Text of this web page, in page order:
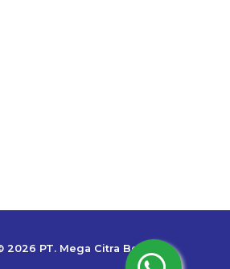
PT. Mega Citra Bestari